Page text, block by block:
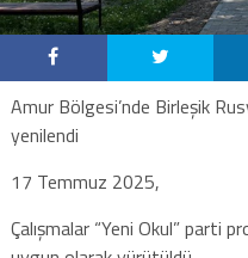
Amur Bölgesi’nde Birleşik
yenilendi
17 Temmuz 2025,
Çalışmalar “Yeni Okul” parti